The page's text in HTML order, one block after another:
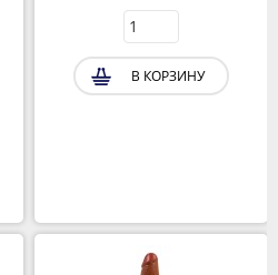
В КОРЗИНУ